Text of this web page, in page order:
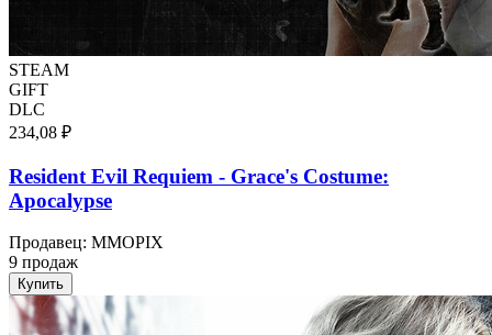
STEAM
GIFT
DLC
234,08 ₽
Resident Evil Requiem - Grace's Costume:
Apocalypse
Продавец: MMOPIX
9 продаж
Купить